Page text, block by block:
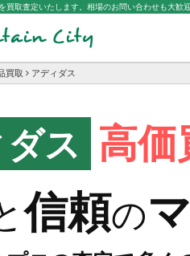
取査定いたします。相場のお問い合わせも大歓迎
買取 アディダス
ス 高価
信頼の